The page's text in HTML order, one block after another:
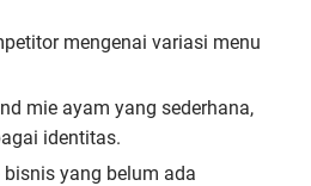
mengenai variasi menu
mie ayam yang sederhana,
identitas.
yang belum ada